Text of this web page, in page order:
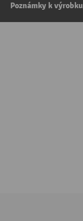
Poznámky k výrobku